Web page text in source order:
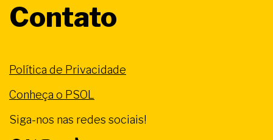
Contato
Política de Privacidade
Conheça o PSOL
Siga-nos nas redes sociais!